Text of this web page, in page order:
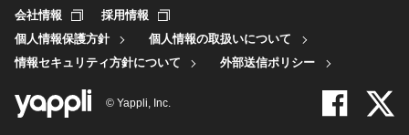
会社情報
採用情報
個人情報保護方針
個人情報の取扱いについて
情報セキュリティ方針について
外部送信ポリシー
© Yappli, Inc.